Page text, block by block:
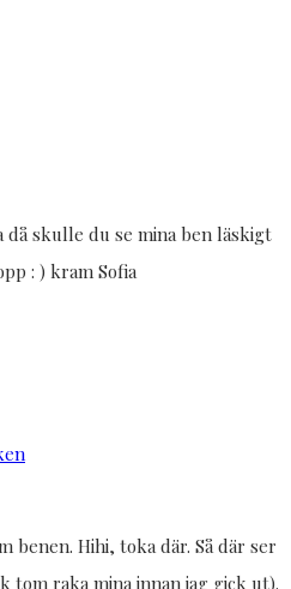
då skulle du se mina ben läskigt
: ) kram Sofia
benen. Hihi, toka där. Så där ser
tom raka mina innan jag gick ut).